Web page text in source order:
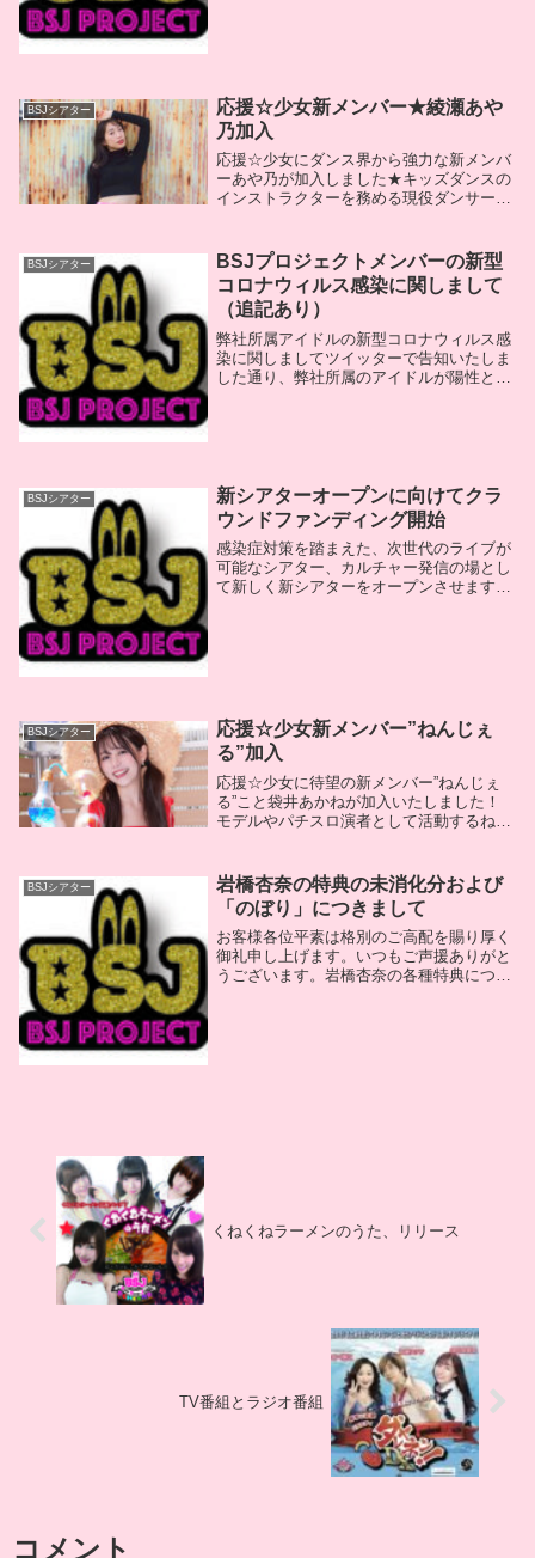
BSJシアター
応援☆少女新メンバー★綾瀬あや
乃加入
応援☆少女にダンス界から強力な新メンバ
ーあや乃が加入しました★キッズダンスの
インストラクターを務める現役ダンサーコ
注目ですよ！
BSJシアター
BSJプロジェクトメンバーの新型
コロナウィルス感染に関しまして
（追記あり）
弊社所属アイドルの新型コロナウィルス感
染に関しましてツイッターで告知いたしま
した通り、弊社所属のアイドルが陽性と判
BSJシアター
新シアターオープンに向けてクラ
ウンドファンディング開始
感染症対策を踏まえた、次世代のライブが
可能なシアター、カルチャー発信の場とし
て新しく新シアターをオープンさせます。
BSJシアター
応援☆少女新メンバー”ねんじぇ
る”加入
応援☆少女に待望の新メンバー”ねんじぇ
る”こと袋井あかねが加入いたしました！
モデルやパチスロ演者として活動するねん
BSJシアター
岩橋杏奈の特典の未消化分および
「のぼり」につきまして
お客様各位平素は格別のご高配を賜り厚く
御礼申し上げます。いつもご声援ありがと
うございます。岩橋杏奈の各種特典につき
くねくねラーメンのうた、リリース
TV番組とラジオ番組
コメント